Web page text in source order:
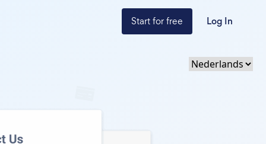
Start for free Log In